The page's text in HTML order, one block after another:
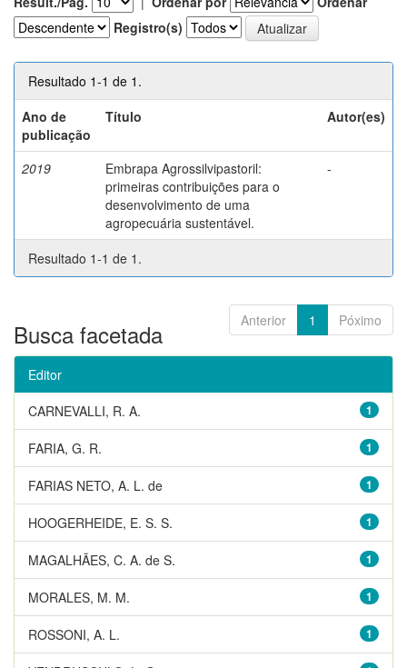
Registro(s)
Resultado 1-1 de 1.
Ano de
publicação
Título Autor(es)
2019
Embrapa Agrossilvipastoril:
primeiras contribuições para o
desenvolvimento de uma
agropecuária sustentável.
-
Resultado 1-1 de 1.
Anterior 1 Póximo
Busca facetada
Editor
1
CARNEVALLI, R. A.
1
FARIA, G. R.
1
FARIAS NETO, A. L. de
1
HOOGERHEIDE, E. S. S.
1
MAGALHÃES, C. A. de S.
1
MORALES, M. M.
1
ROSSONI, A. L.